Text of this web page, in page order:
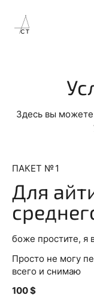
Здесь вы
ПАКЕТ № 1
Для
боже простите, я
Просто не могу
всего и снимаю
100 $